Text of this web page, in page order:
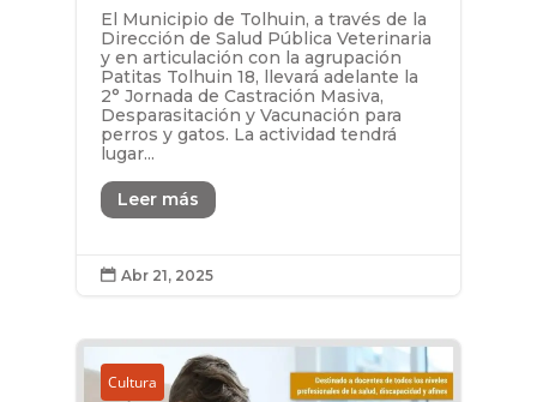
El Municipio de Tolhuin, a través de la
Dirección de Salud Pública Veterinaria
y en articulación con la agrupación
Patitas Tolhuin 18, llevará adelante la
2° Jornada de Castración Masiva,
Desparasitación y Vacunación para
perros y gatos. La actividad tendrá
lugar...
Leer más
 Abr 21, 2025
Cultura